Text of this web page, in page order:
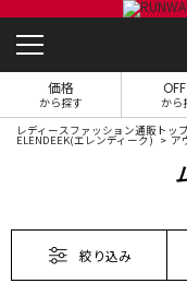
価格
から探す から
レディースファッション通販トッ
ELENDEEK(エレンディーク) ア
絞り込み